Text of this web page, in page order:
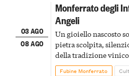
03 AGO
08 AGO
Monferrato degli
Angeli
Un gioiello nascosto
pietra scolpita,
della tradizione
Fubine Monferrato